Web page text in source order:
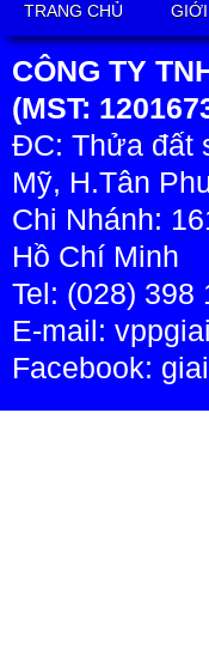
TRANG CHỦ
CÔNG TY
(MST:
ĐC: Thửa đất
Mỹ, H.Tân
Chi Nhánh:
Hồ Chí Minh
Tel: (028) 398
E-mail:
Facebook: